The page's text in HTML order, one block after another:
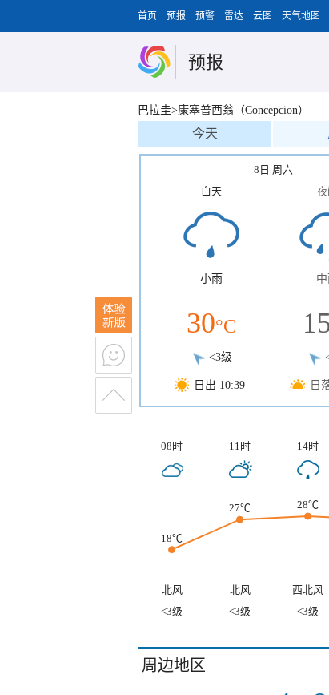
首页 预报 预警 雷达 云图 天气地图
预报
巴拉圭>康塞普西翁（Concepcion）
今天
8日 周六
白天
小雨
30°C
<3级
日出 10:39
夜
日
08时 11时 14时
18℃
27℃ 28℃
北风 北风 西北风
<3级
<3级 <3级
周边地区